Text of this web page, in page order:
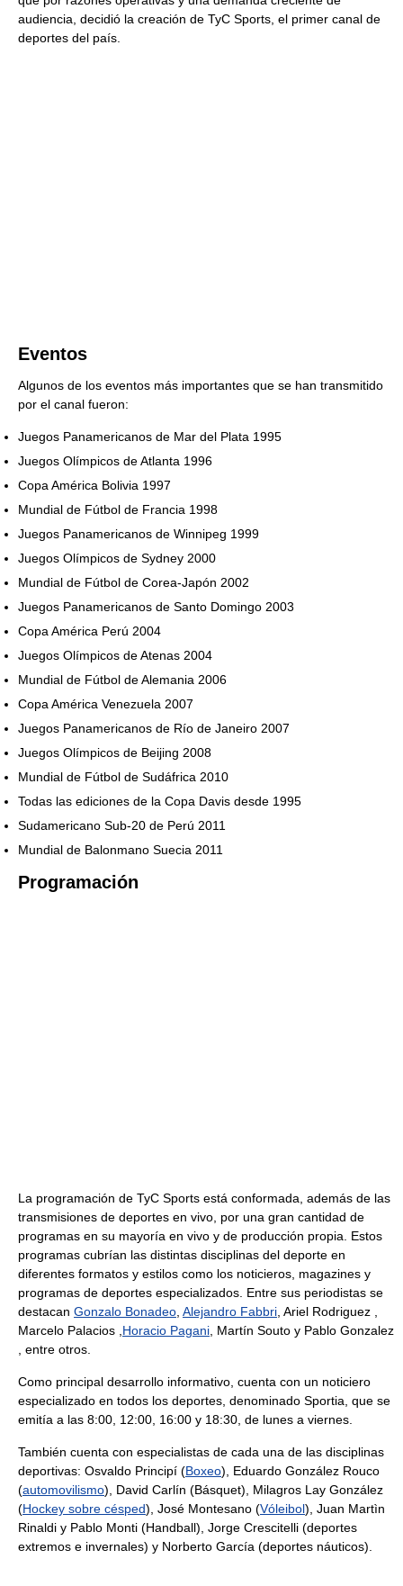
audiencia, decidió la creación de TyC Sports, el primer canal de
deportes del país.
Eventos
Algunos de los eventos más importantes que se han transmitido
por el canal fueron:
Juegos Panamericanos de Mar del Plata 1995
Juegos Olímpicos de Atlanta 1996
Copa América Bolivia 1997
Mundial de Fútbol de Francia 1998
Juegos Panamericanos de Winnipeg 1999
Juegos Olímpicos de Sydney 2000
Mundial de Fútbol de Corea-Japón 2002
Juegos Panamericanos de Santo Domingo 2003
Copa América Perú 2004
Juegos Olímpicos de Atenas 2004
Mundial de Fútbol de Alemania 2006
Copa América Venezuela 2007
Juegos Panamericanos de Río de Janeiro 2007
Juegos Olímpicos de Beijing 2008
Mundial de Fútbol de Sudáfrica 2010
Todas las ediciones de la Copa Davis desde 1995
Sudamericano Sub-20 de Perú 2011
Mundial de Balonmano Suecia 2011
Programación
La programación de TyC Sports está conformada, además de las
transmisiones de deportes en vivo, por una gran cantidad de
programas en su mayoría en vivo y de producción propia. Estos
programas cubrían las distintas disciplinas del deporte en
diferentes formatos y estilos como los noticieros, magazines y
programas de deportes especializados. Entre sus periodistas se
destacan Gonzalo Bonadeo Alejandro Fabbri , Ariel Rodriguez ,
Marcelo Palacios , Horacio Pagani , Martín Souto y Pablo Gonzalez
, entre otros.
Como principal desarrollo informativo, cuenta con un noticiero
especializado en todos los deportes, denominado Sportia, que se
emitía a las 8:00, 12:00, 16:00 y 18:30, de lunes a viernes.
También cuenta con especialistas de cada una de las disciplinas
deportivas: Osvaldo Principí (Boxeo), Eduardo González Rouco
(automovilismo), David Carlín (Básquet), Milagros Lay González
(Hockey sobre césped), José Montesano (Vóleibol), Juan Martìn
Rinaldi y Pablo Monti (Handball), Jorge Crescitelli (deportes
extremos e invernales) y Norberto García (deportes náuticos).